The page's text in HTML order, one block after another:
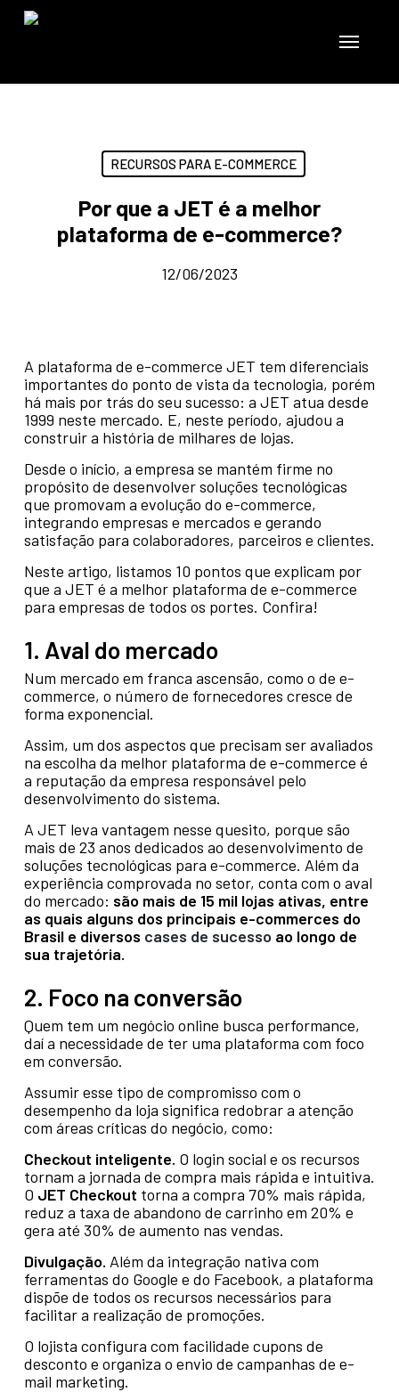
Skip
Menu
RECURSOS PARA E-COMMERCE
Por que a JET é a melhor
plataforma de e-commerce?
12/06/2023
A plataforma de e-commerce JET tem diferenciais
importantes do ponto de vista da tecnologia, porém
há mais por trás do seu sucesso: a JET atua desde
1999 neste mercado. E, neste período, ajudou a
construir a história de milhares de lojas.
Desde o início, a empresa se mantém firme no
propósito de desenvolver soluções tecnológicas
que promovam a evolução do e-commerce,
integrando empresas e mercados e gerando
satisfação para colaboradores, parceiros e clientes.
Neste artigo, listamos 10 pontos que explicam por
que a JET é a melhor plataforma de e-commerce
para empresas de todos os portes. Confira!
1. Aval do mercado
Num mercado em franca ascensão, como o de e-
commerce, o número de fornecedores cresce de
forma exponencial.
Assim, um dos aspectos que precisam ser avaliados
na escolha da melhor plataforma de e-commerce é
a reputação da empresa responsável pelo
desenvolvimento do sistema.
A JET leva vantagem nesse quesito, porque são
mais de 23 anos dedicados ao desenvolvimento de
soluções tecnológicas para e-commerce. Além da
experiência comprovada no setor, conta com o aval
do mercado: são mais de 15 mil lojas ativas, entre
as quais alguns dos principais e-commerces do
Brasil e diversos cases de sucesso ao longo de
sua trajetória.
2. Foco na conversão
Quem tem um negócio online busca performance,
daí a necessidade de ter uma plataforma com foco
em conversão.
Assumir esse tipo de compromisso com o
desempenho da loja significa redobrar a atenção
com áreas críticas do negócio, como:
Checkout inteligente. O login social e os recursos
tornam a jornada de compra mais rápida e intuitiva.
O JET Checkout torna a compra 70% mais rápida,
reduz a taxa de abandono de carrinho em 20% e
gera até 30% de aumento nas vendas.
Divulgação. Além da integração nativa com
ferramentas do Google e do Facebook, a plataforma
dispõe de todos os recursos necessários para
facilitar a realização de promoções.
O lojista configura com facilidade cupons de
desconto e organiza o envio de campanhas de e-
mail marketing.